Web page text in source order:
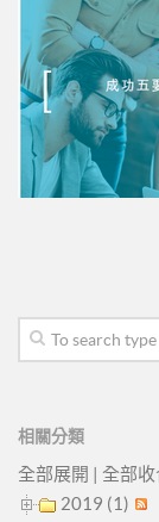
相關分類
全部展開 | 全部收
2019 (1)